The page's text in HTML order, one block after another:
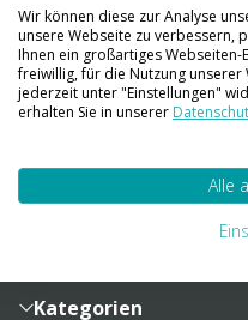
Über 40.000 Artikel auf
Lager
Sendungsverfolgung
Zahlung und Versand
Lieferinformationen
Kategorien
Wir können diese zur Analyse
unsere Webseite zu verbessern,
Ihnen ein großartiges Webseiten-
freiwillig, für die Nutzung
jederzeit unter "Einstellungen"
erhalten Sie in unserer
Alle